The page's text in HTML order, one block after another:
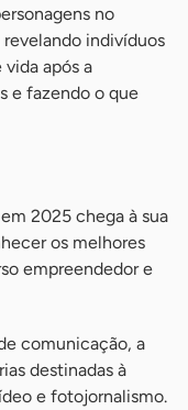
no
indivíduos
após a
e fazendo o que
2025 chega à sua
os melhores
empreendedor e
comunicação, a
destinadas à
e fotojornalismo.